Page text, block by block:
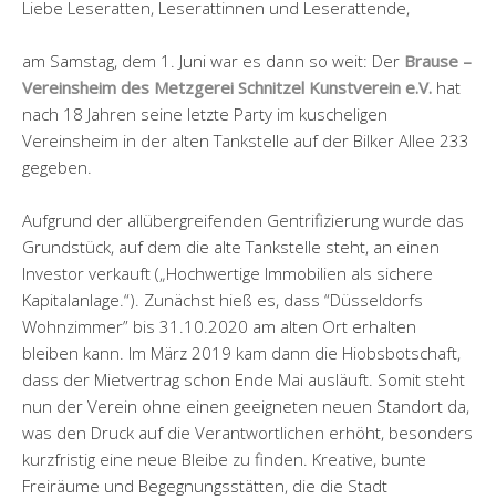
Liebe Leseratten, Leserattinnen und Leserattende,
am Samstag, dem 1. Juni war es dann so weit: Der Brause –
Vereinsheim des Metzgerei Schnitzel Kunstverein e.V. hat
nach 18 Jahren seine letzte Party im kuscheligen
Vereinsheim in der alten Tankstelle auf der Bilker Allee 233
gegeben.
Aufgrund der allübergreifenden Gentrifizierung wurde das
Grundstück, auf dem die alte Tankstelle steht, an einen
Investor verkauft („Hochwertige Immobilien als sichere
Kapitalanlage.“). Zunächst hieß es, dass “Düsseldorfs
Wohnzimmer” bis 31.10.2020 am alten Ort erhalten
bleiben kann. Im März 2019 kam dann die Hiobsbotschaft,
dass der Mietvertrag schon Ende Mai ausläuft. Somit steht
nun der Verein ohne einen geeigneten neuen Standort da,
was den Druck auf die Verantwortlichen erhöht, besonders
kurzfristig eine neue Bleibe zu finden. Kreative, bunte
Freiräume und Begegnungsstätten, die die Stadt